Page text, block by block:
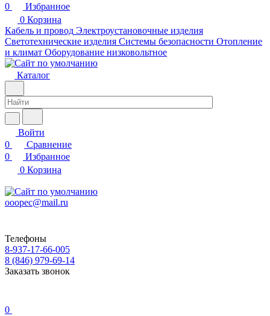
0
Избранное
0 Корзина
Кабель и провод Электроустановочные изделия
Светотехнические изделия Системы безопасности Отопление
и климат Оборудование низковольтное
Каталог
Войти
0
Сравнение
0
Избранное
0 Корзина
ooopec@mail.ru
Телефоны
8-937-17-66-005
8 (846) 979-69-14
Заказать звонок
0